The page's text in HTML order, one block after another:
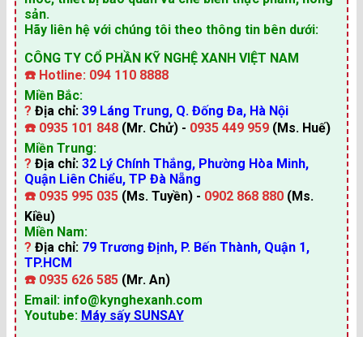
sản.
Hãy liên hệ với chúng tôi theo thông tin bên dưới:
CÔNG TY CỔ PHẦN KỸ NGHỆ XANH VIỆT NAM
☎️ Hotline: 094 110 8888
Miền Bắc:
? Địa chỉ: 39 Láng Trung, Q. Đống Đa, Hà Nội
☎️ 0935 101 848 (Mr. Chử) - 0935 449 959(Ms. Huế)
Miền Trung:
? Địa chỉ: 32 Lý Chính Thắng, Phường Hòa Minh,
Quận Liên Chiểu, TP Đà Nẵng
☎️ 0935 995 035 (Ms. Tuyền) - 0902 868 880(Ms.
Kiều)
Miền Nam:
? Địa chỉ: 79 Trương Định, P. Bến Thành, Quận 1,
TP.HCM
☎️ 0935 626 585 (Mr. An)
Email: info@kynghexanh.com
Youtube: Máy sấy SUNSAY